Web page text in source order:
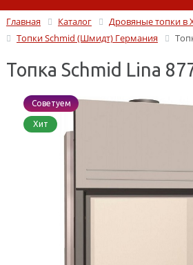
Главная Каталог
Дровяные топки в
Топки Schmid (Шмидт) Германия
Топка Schmid Lina
Советуем
Хит